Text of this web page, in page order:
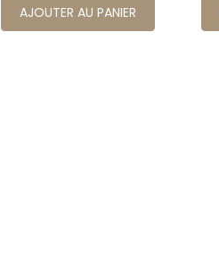
AJOUTER AU PANIER